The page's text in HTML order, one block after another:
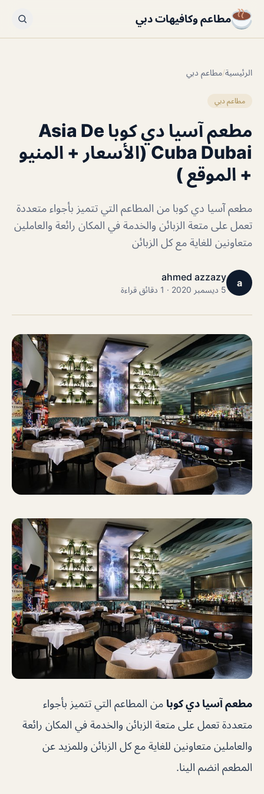
مطاعم وكافيهات دبي
الرئيسية/مطاعم دبي
مطاعم دبي
مطعم آسيا دي كوبا Asia De
Cuba Dubai (الأسعار + المنيو
+ الموقع )
مطعم آسيا دي كوبا من المطاعم التي تتميز بأجواء متعددة
تعمل على متعة الزبائن والخدمة في المكان رائعة والعاملين
متعاونين للغاية مع كل الزبائن
a
ahmed azzazy
5 ديسمبر 2020 · 1 دقائق قراءة
مطعم آسيا دي كوبا من المطاعم التي تتميز بأجواء
متعددة تعمل على متعة الزبائن والخدمة في المكان رائعة
والعاملين متعاونين للغاية مع كل الزبائن وللمزيد عن
المطعم انضم الينا.